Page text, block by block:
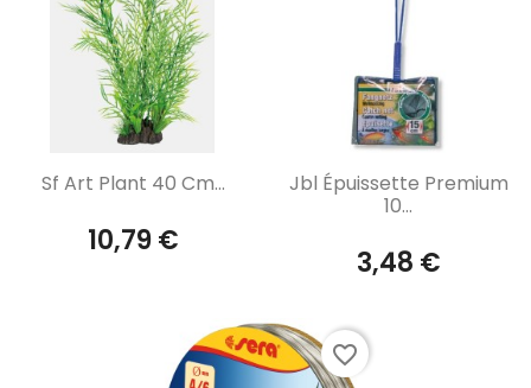
Aperçu rapide
Sf Art Plant 40 Cm...
10,79 €
Aperçu rapide
Jbl Épuissette Premium
10...
3,48 €
favorite_border